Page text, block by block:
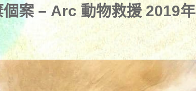
案 – Arc 動物救援 2019年